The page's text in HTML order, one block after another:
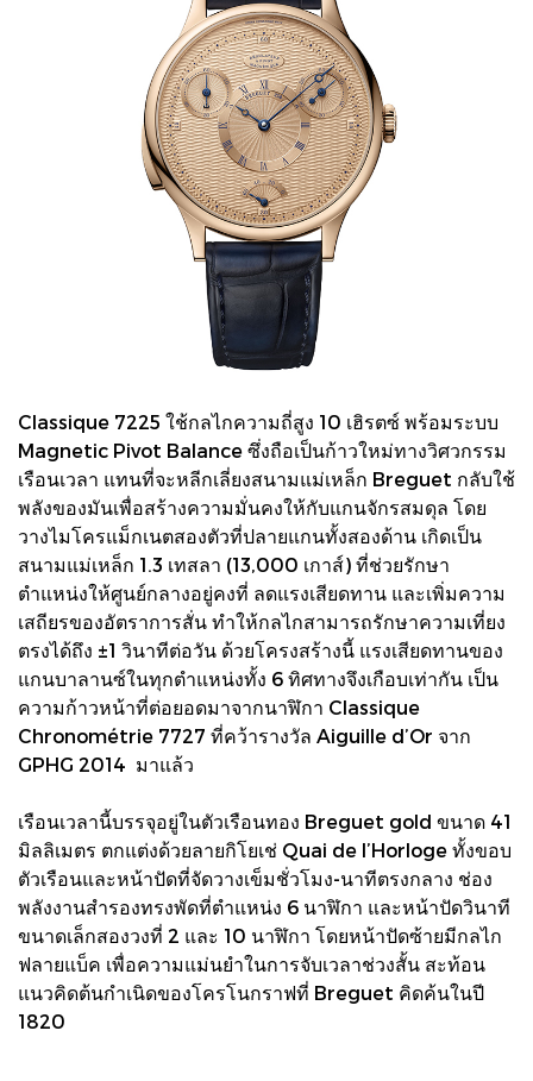
Classique 7225 ใช้กลไกความถี่สูง 10 เฮิรตซ์ พร้อมระบบ
Magnetic Pivot Balance ซึ่งถือเป็นก้าวใหม่ทางวิศวกรรม
เรือนเวลา แทนที่จะหลีกเลี่ยงสนามแม่เหล็ก Breguet กลับใช้
พลังของมันเพื่อสร้างความมั่นคงให้กับแกนจักรสมดุล โดย
วางไมโครแม็กเนตสองตัวที่ปลายแกนทั้งสองด้าน เกิดเป็น
สนามแม่เหล็ก 1.3 เทสลา (13,000 เกาส์) ที่ช่วยรักษา
ตำแหน่งให้ศูนย์กลางอยู่คงที่ ลดแรงเสียดทาน และเพิ่มความ
เสถียรของอัตราการสั่น ทำให้กลไกสามารถรักษาความเที่ยง
ตรงได้ถึง ±1 วินาทีต่อวัน ด้วยโครงสร้างนี้ แรงเสียดทานของ
แกนบาลานซ์ในทุกตำแหน่งทั้ง 6 ทิศทางจึงเกือบเท่ากัน เป็น
ความก้าวหน้าที่ต่อยอดมาจากนาฬิกา Classique
Chronométrie 7727 ที่คว้ารางวัล Aiguille d’Or จาก
GPHG 2014 มาแล้ว
เรือนเวลานี้บรรจุอยู่ในตัวเรือนทอง Breguet gold ขนาด 41
มิลลิเมตร ตกแต่งด้วยลายกิโยเช่ Quai de l’Horloge ทั้งขอบ
ตัวเรือนและหน้าปัดที่จัดวางเข็มชั่วโมง-นาทีตรงกลาง ช่อง
พลังงานสำรองทรงพัดที่ตำแหน่ง 6 นาฬิกา และหน้าปัดวินาที
ขนาดเล็กสองวงที่ 2 และ 10 นาฬิกา โดยหน้าปัดซ้ายมีกลไก
ฟลายแบ็ค เพื่อความแม่นยำในการจับเวลาช่วงสั้น สะท้อน
แนวคิดต้นกำเนิดของโครโนกราฟที่ Breguet คิดค้นในปี
1820